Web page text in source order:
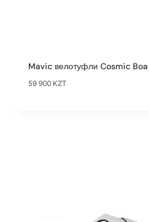
Mavic велотуфли Cosmic Boa
59 900 KZT